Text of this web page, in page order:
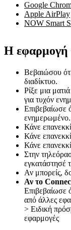
Google
Apple AirPlay
NOW Smart
Η εφαρμογή
Βεβαιώσου
διαδίκτυο.
Ρίξε μια
για τυχόν
Επιβεβαίωσε
ενημερωμένο.
Κάνε
Κάνε
Κάνε
Στην
εγκατάστησέ
Αν μπορείς,
Αν το
Επιβεβαίωσε
από άλλες
> Ειδική
εφαρμογές